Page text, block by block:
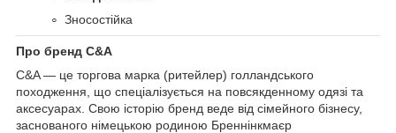
Зносостійка
Про бренд C&A
C&A — це торгова марка (ритейлер) голландського
походження, що спеціалізується на повсякденному одязі та
аксесуарах. Свою історію бренд веде від сімейного бізнесу,
заснованого німецькою родиною Бреннінкмаєр